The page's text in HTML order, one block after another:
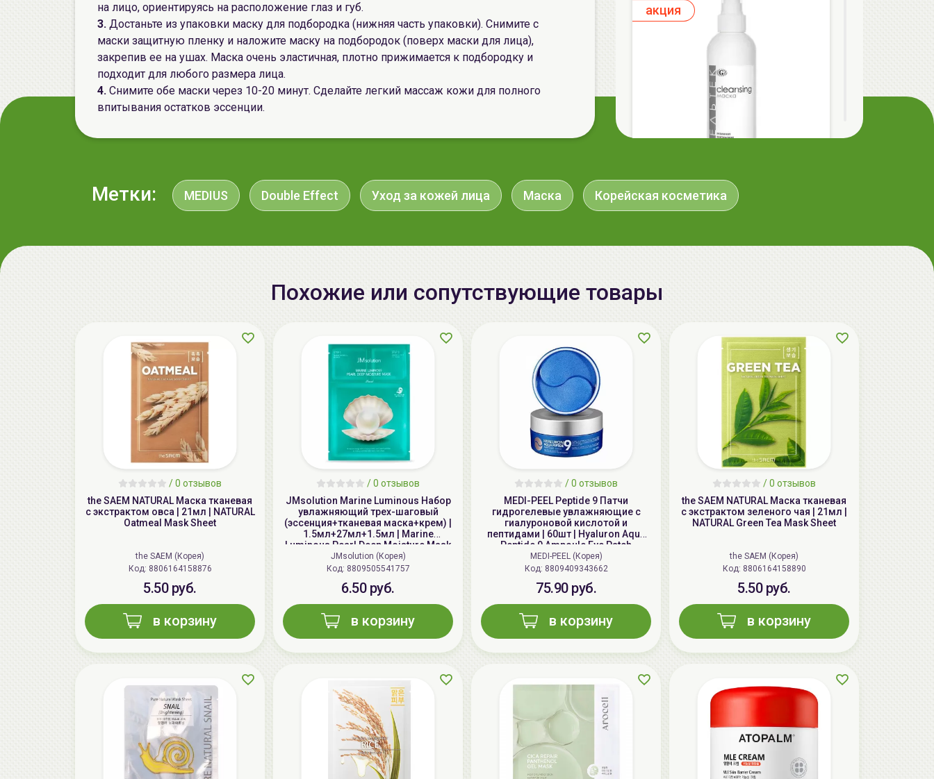
на лицо, ориентируясь на расположение глаз и губ.
3. Достаньте из упаковки маску для подбородка (нижняя часть упаковки). Снимите с
маски защитную пленку и наложите маску на подбородок (поверх маски для лица),
закрепив ее на ушах. Маска очень эластичная, плотно прижимается к подбородку и
подходит для любого размера лица.
4. Снимите обе маски через 10-20 минут. Сделайте легкий массаж кожи для полного
впитывания остатков эссенции.
aкция
ГЕЛЬТЕК cleansing Маска энзимная
пектиновая, 200г, GELTEK
aкция
AiliCode Бальзам для волос
увлажняющий, 250мл
27.38 руб. -26%
AiliCode Восстанавливающий крем-
пилинг для лица, 50мл
49.95 руб. -50%
Метки: MEDIUS Double Effect Уход за кожей лица Маска Корейская косметика
Похожие или сопутствующие товары
/0 отзывов
the SAEM NATURAL Маска тканевая
с экстрактом овса | 21мл | NATURAL
Oatmeal Mask Sheet
the SAEM (Корея)
Код: 8806164158876
5.50 руб.
в корзину
/0 отзывов
JMsolution Marine Luminous Набор
увлажняющий трех-шаговый
(эссенция+тканевая маска+крем) |
1.5мл+27мл+1.5мл | Marine
Luminous Pearl Deep Moisture Mask
JMsolution (Корея)
Код: 8809505541757
6.50 руб.
в корзину
/0 отзывов
MEDI-PEEL Peptide 9 Патчи
гидрогелевые увлажняющие с
гиалуроновой кислотой и
пептидами | 60шт | Hyaluron Aqua
Peptide 9 Ampoule Eye Patch
MEDI-PEEL (Корея)
Код: 8809409343662
75.90 руб.
в корзину
/0 отзывов
the SAEM NATURAL Маска тканевая
с экстрактом зеленого чая | 21мл |
NATURAL Green Tea Mask Sheet
the SAEM (Корея)
Код: 8806164158890
5.50 руб.
в корзину